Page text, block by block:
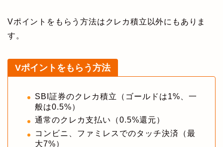
Vポイントをもらう方法はクレカ積立以外にもありま
す。
Vポイントをもらう方法
SBI証券のクレカ積立（ゴールドは1%、一
般は0.5%）
通常のクレカ支払い（0.5%還元）
コンビニ、ファミレスでのタッチ決済（最
大7%）